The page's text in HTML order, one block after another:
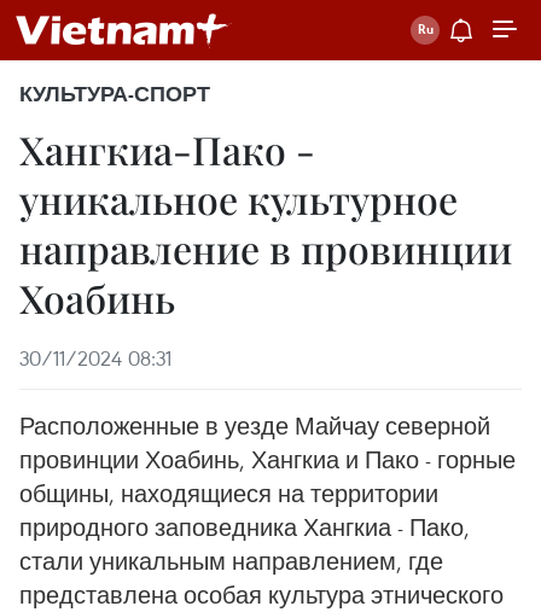
КУЛЬТУРА-СПОРТ
Хангкиа-Пако -
уникальное культурное
направление в провинции
Хоабинь
30/11/2024 08:31
Расположенные в уезде Майчау северной
провинции Хоабинь, Хангкиа и Пако - горные
общины, находящиеся на территории
природного заповедника Хангкиа - Пако,
стали уникальным направлением, где
представлена особая культура этнического